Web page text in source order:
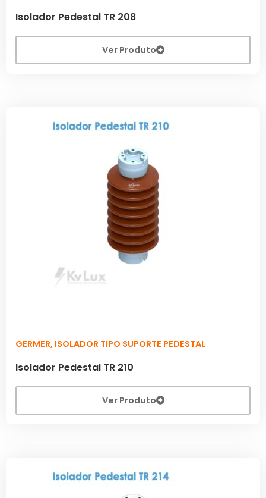
Isolador Pedestal TR 208
Ver Produto
GERMER, ISOLADOR TIPO SUPORTE PEDESTAL
Isolador Pedestal TR 210
Ver Produto